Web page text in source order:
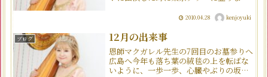
てタワーの色が変わるんですね！久しぶ
2010/03/13 2...
2010.04.28 kenjoyuki
ブログ 12月の出来事
恩師マクガレル先生の7回目のお墓参りへ
広島へ今年も落ち葉の絨毯の上を転ばな
いように、一歩一歩、心臓やぶりの坂を